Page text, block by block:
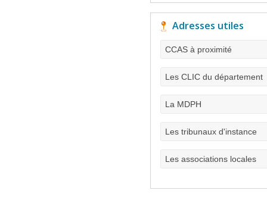
Adresses utiles
CCAS à proximité
Les CLIC du département
La MDPH
Les tribunaux d'instance
Les associations locales